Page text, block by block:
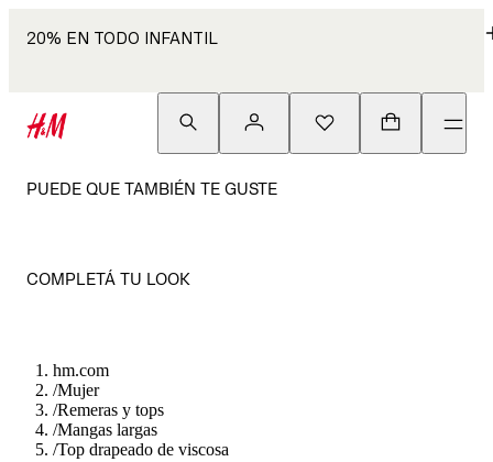
20% EN TODO INFANTIL
PUEDE QUE TAMBIÉN TE GUSTE
COMPLETÁ TU LOOK
hm.com
/Mujer
/Remeras y tops
/Mangas largas
/Top drapeado de viscosa